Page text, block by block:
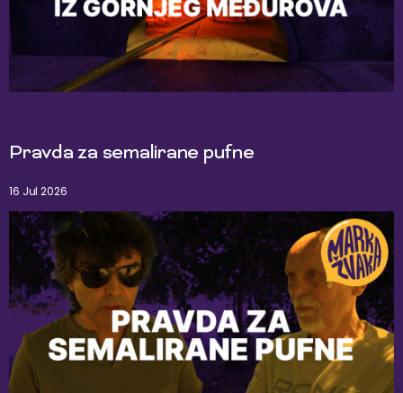
Pravda za semalirane pufne
16 Jul 2026